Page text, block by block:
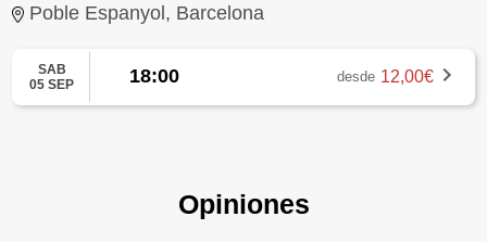
Poble Espanyol, Barcelona
SAB
05 SEP
18:00 desde 12,00€
Opiniones